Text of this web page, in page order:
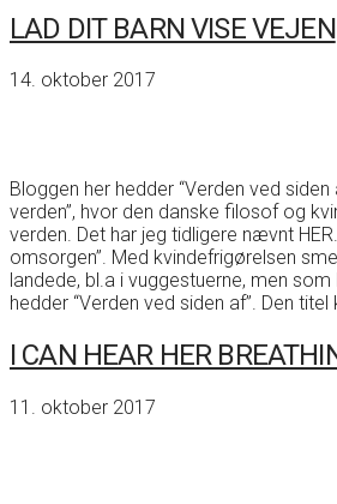
LAD DIT BARN VISE VEJEN
14. oktober 2017
Bloggen her hedder “Verden ved
verden”, hvor den danske filosof og
verden. Det har jeg tidligere nævnt
omsorgen”. Med kvindefrigørelsen
landede, bl.a i vuggestuerne, men
hedder “Verden ved siden af”. Den
I CAN HEAR HER
11. oktober 2017